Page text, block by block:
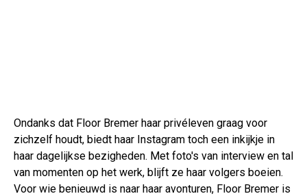
Ondanks dat Floor Bremer haar privéleven graag voor
zichzelf houdt, biedt haar Instagram toch een inkijkje in
haar dagelijkse bezigheden. Met foto's van interview en tal
van momenten op het werk, blijft ze haar volgers boeien.
Voor wie benieuwd is naar haar avonturen, Floor Bremer is